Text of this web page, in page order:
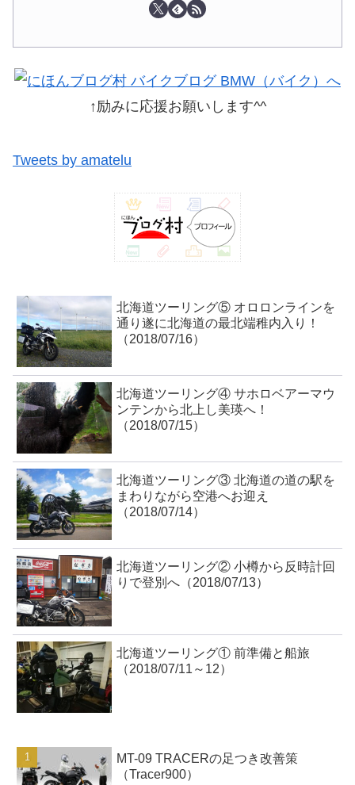
↑励みに応援お願いします^^
Tweets by amatelu
北海道ツーリング⑤ オロロンラインを
通り遂に北海道の最北端稚内入り！
（2018/07/16）
北海道ツーリング④ サホロベアーマウ
ンテンから北上し美瑛へ！
（2018/07/15）
北海道ツーリング③ 北海道の道の駅を
まわりながら空港へお迎え
（2018/07/14）
北海道ツーリング② 小樽から反時計回
りで登別へ（2018/07/13）
北海道ツーリング① 前準備と船旅
（2018/07/11～12）
MT-09 TRACERの足つき改善策
（Tracer900）